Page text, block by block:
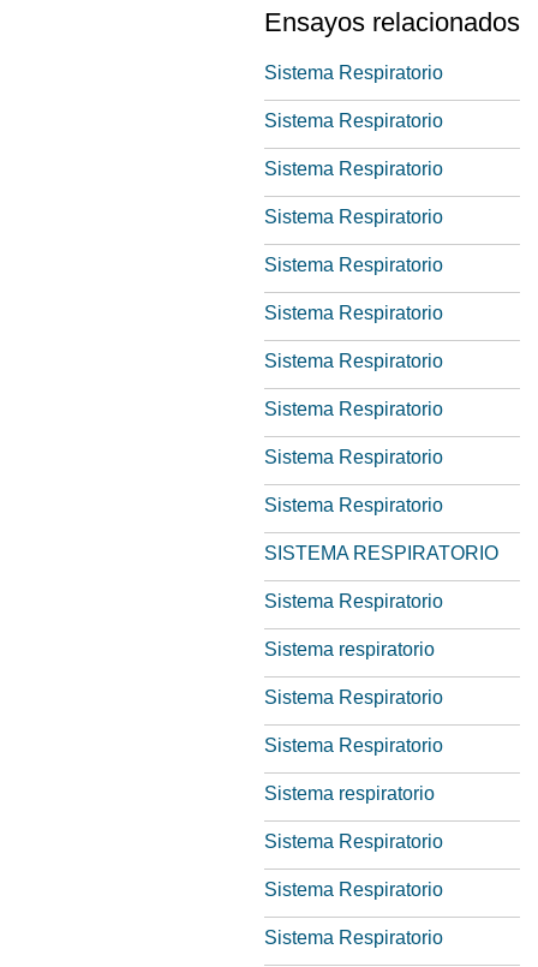
Ensayos relacionados
Sistema Respiratorio
Sistema Respiratorio
Sistema Respiratorio
Sistema Respiratorio
Sistema Respiratorio
Sistema Respiratorio
Sistema Respiratorio
Sistema Respiratorio
Sistema Respiratorio
Sistema Respiratorio
SISTEMA RESPIRATORIO
Sistema Respiratorio
Sistema respiratorio
Sistema Respiratorio
Sistema Respiratorio
Sistema respiratorio
Sistema Respiratorio
Sistema Respiratorio
Sistema Respiratorio